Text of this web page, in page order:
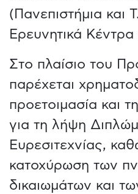
(Πανεπιστήμια και
Ερευνητικά
Στο πλαίσιο του
παρέχεται
προετοιμασία και
για τη λήψη
Ευρεσιτεχνίας,
κατοχύρωση των
δικαιωμάτων και